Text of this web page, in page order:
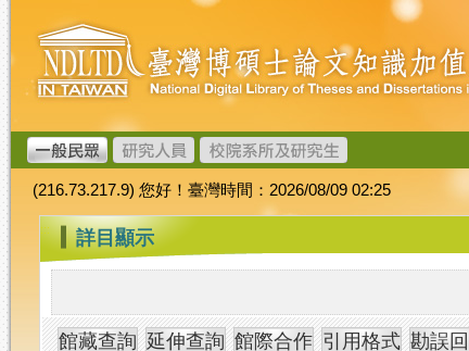
跳
到
主
要
內
容
臺
灣
博
碩
士
論
文
加
值
系
統
(216.73.217.9) 您好！臺灣時間：2026/08/09 02:25
::: 詳目顯示